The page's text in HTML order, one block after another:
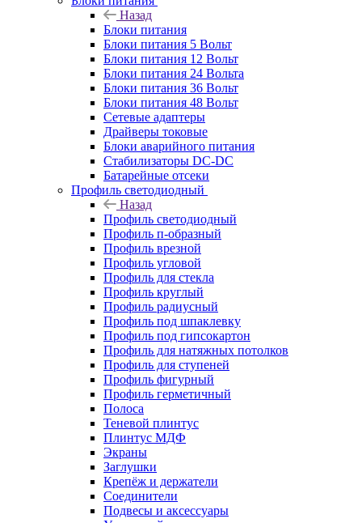
Назад
Блоки питания
Блоки питания 5 Вольт
Блоки питания 12 Вольт
Блоки питания 24 Вольта
Блоки питания 36 Вольт
Блоки питания 48 Вольт
Сетевые адаптеры
Драйверы токовые
Блоки аварийного питания
Стабилизаторы DC-DC
Батарейные отсеки
Профиль светодиодный
Назад
Профиль светодиодный
Профиль п-образный
Профиль врезной
Профиль угловой
Профиль для стекла
Профиль круглый
Профиль радиусный
Профиль под шпаклевку
Профиль под гипсокартон
Профиль для натяжных потолков
Профиль для ступеней
Профиль фигурный
Профиль герметичный
Полоса
Теневой плинтус
Плинтус МДФ
Экраны
Заглушки
Крепёж и держатели
Соединители
Подвесы и аксессуары